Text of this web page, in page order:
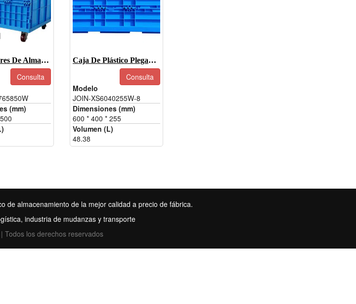
Contenedores De Almacenamiento De Plástico Plegables De Gran Tamaño - JOIN-XS765850W
Consulta
(mm)
Caja De Plástico Plegable-JOIN-XS6040255W-8
Consulta
Modelo
JOIN-XS6040255W-8
Dimensiones (mm)
600 * 400 * 255
Volumen (L)
48.38
de almacenamiento de la mejor calidad a precio de fábrica.
industria de mudanzas y transporte
Todos los derechos reservados